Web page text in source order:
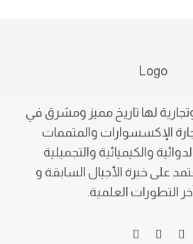
لها تاريخ مميز ومشرق في
الإكسسوارات والمتممات
والكيميائية والتجميلية
على خبرة الأجيال السابقة و
التطورات العلمية.